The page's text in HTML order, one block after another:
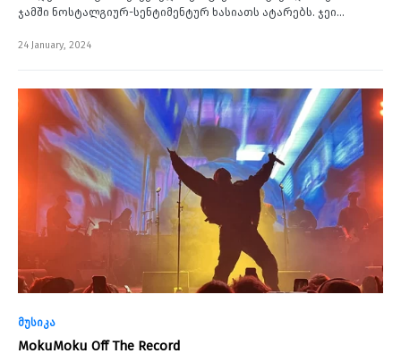
ჯამში ნოსტალგიურ-სენტიმენტურ ხასიათს ატარებს. ჯეი…
24 January, 2024
მუსიკა
MokuMoku Off The Record